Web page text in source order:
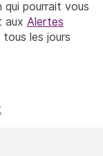
pourrait vous
aux Alertes
les jours